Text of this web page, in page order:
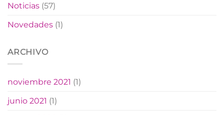
Noticias (57)
Novedades (1)
ARCHIVO
noviembre 2021 (1)
junio 2021 (1)